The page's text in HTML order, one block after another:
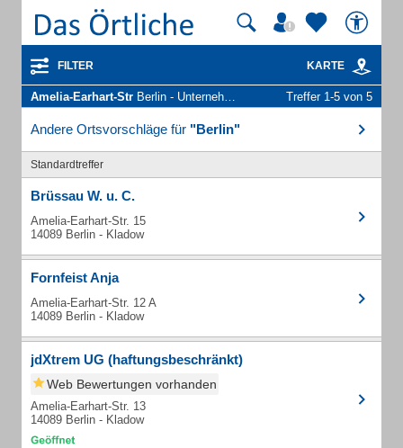
FILTER KARTE
Amelia-Earhart-Str Berlin - Unternehmen und Personen Treffer 1-5 von 5
Andere Ortsvorschläge für "Berlin"
Standardtreffer
Brüssau W. u. C.
Amelia-Earhart-Str. 15
14089 Berlin - Kladow
Fornfeist Anja
Amelia-Earhart-Str. 12 A
14089 Berlin - Kladow
jdXtrem UG (haftungsbeschränkt)
Web Bewertungen vorhanden
Amelia-Earhart-Str. 13
14089 Berlin - Kladow